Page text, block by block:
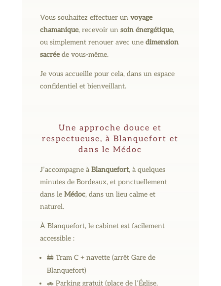
Vous souhaitez effectuer un voyage
chamanique, recevoir un soin énergétique,
ou simplement renouer avec une dimension
sacréede vous-même.
Je vous accueille pour cela, dans un espace
confidentiel et bienveillant.
Une approche douce et
respectueuse, à Blanquefort et
dans le Médoc
J’accompagne à Blanquefort, à quelques
minutes de Bordeaux, et ponctuellement
dans le Médoc, dans un lieu calme et
naturel.
À Blanquefort, le cabinet est facilement
accessible :
🚋 Tram C + navette (arrêt Gare de
Blanquefort)
🚗 Parking gratuit (place de l’Église,